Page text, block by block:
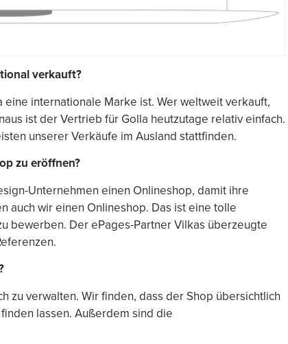
verkauft?
eine internationale Marke ist. Wer weltweit verkauft,
ist der Vertrieb für Golla heutzutage relativ einfach.
unserer Verkäufe im Ausland stattfinden.
zu eröffnen?
Unternehmen einen Onlineshop, damit ihre
auch wir einen Onlineshop. Das ist eine tolle
bewerben. Der ePages-Partner Vilkas überzeugte
zu verwalten. Wir finden, dass der Shop übersichtlich
lassen. Außerdem sind die